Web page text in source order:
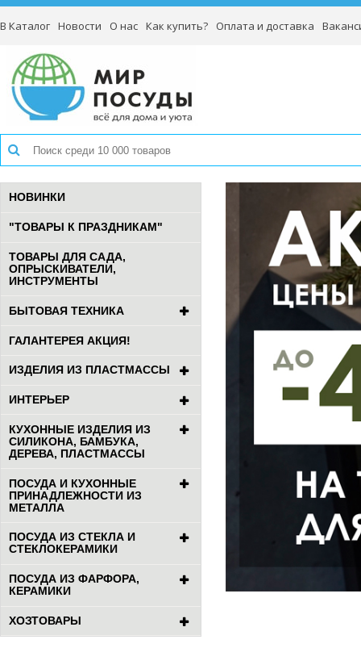
В Каталог Новости О нас Как купить? Оплата и доставка
НОВИНКИ
"ТОВАРЫ К ПРАЗДНИКАМ"
ТОВАРЫ ДЛЯ САДА,
ОПРЫСКИВАТЕЛИ,
ИНСТРУМЕНТЫ
БЫТОВАЯ ТЕХНИКА
ГАЛАНТЕРЕЯ АКЦИЯ!
ИЗДЕЛИЯ ИЗ ПЛАСТМАССЫ
ИНТЕРЬЕР
КУХОННЫЕ ИЗДЕЛИЯ ИЗ
СИЛИКОНА, БАМБУКА,
ДЕРЕВА, ПЛАСТМАССЫ
ПОСУДА И КУХОННЫЕ
ПРИНАДЛЕЖНОСТИ ИЗ
МЕТАЛЛА
ПОСУДА ИЗ СТЕКЛА И
СТЕКЛОКЕРАМИКИ
ПОСУДА ИЗ ФАРФОРА,
КЕРАМИКИ
ХОЗТОВАРЫ